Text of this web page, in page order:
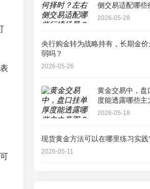
侧交易适配哪些
景？
2026-05-28
央行购金转为战略持有，长期金
弱吗？
2026-05-26
黄金交易中，盘
度能透露哪些主
2026-05-18
现货黄金方法可以在哪里练习实践
2026-05-11